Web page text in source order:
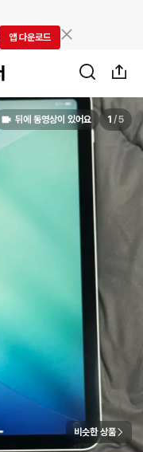
앱 다운로드
뒤에 동영상이 있어요 1 /5
비슷한 상품